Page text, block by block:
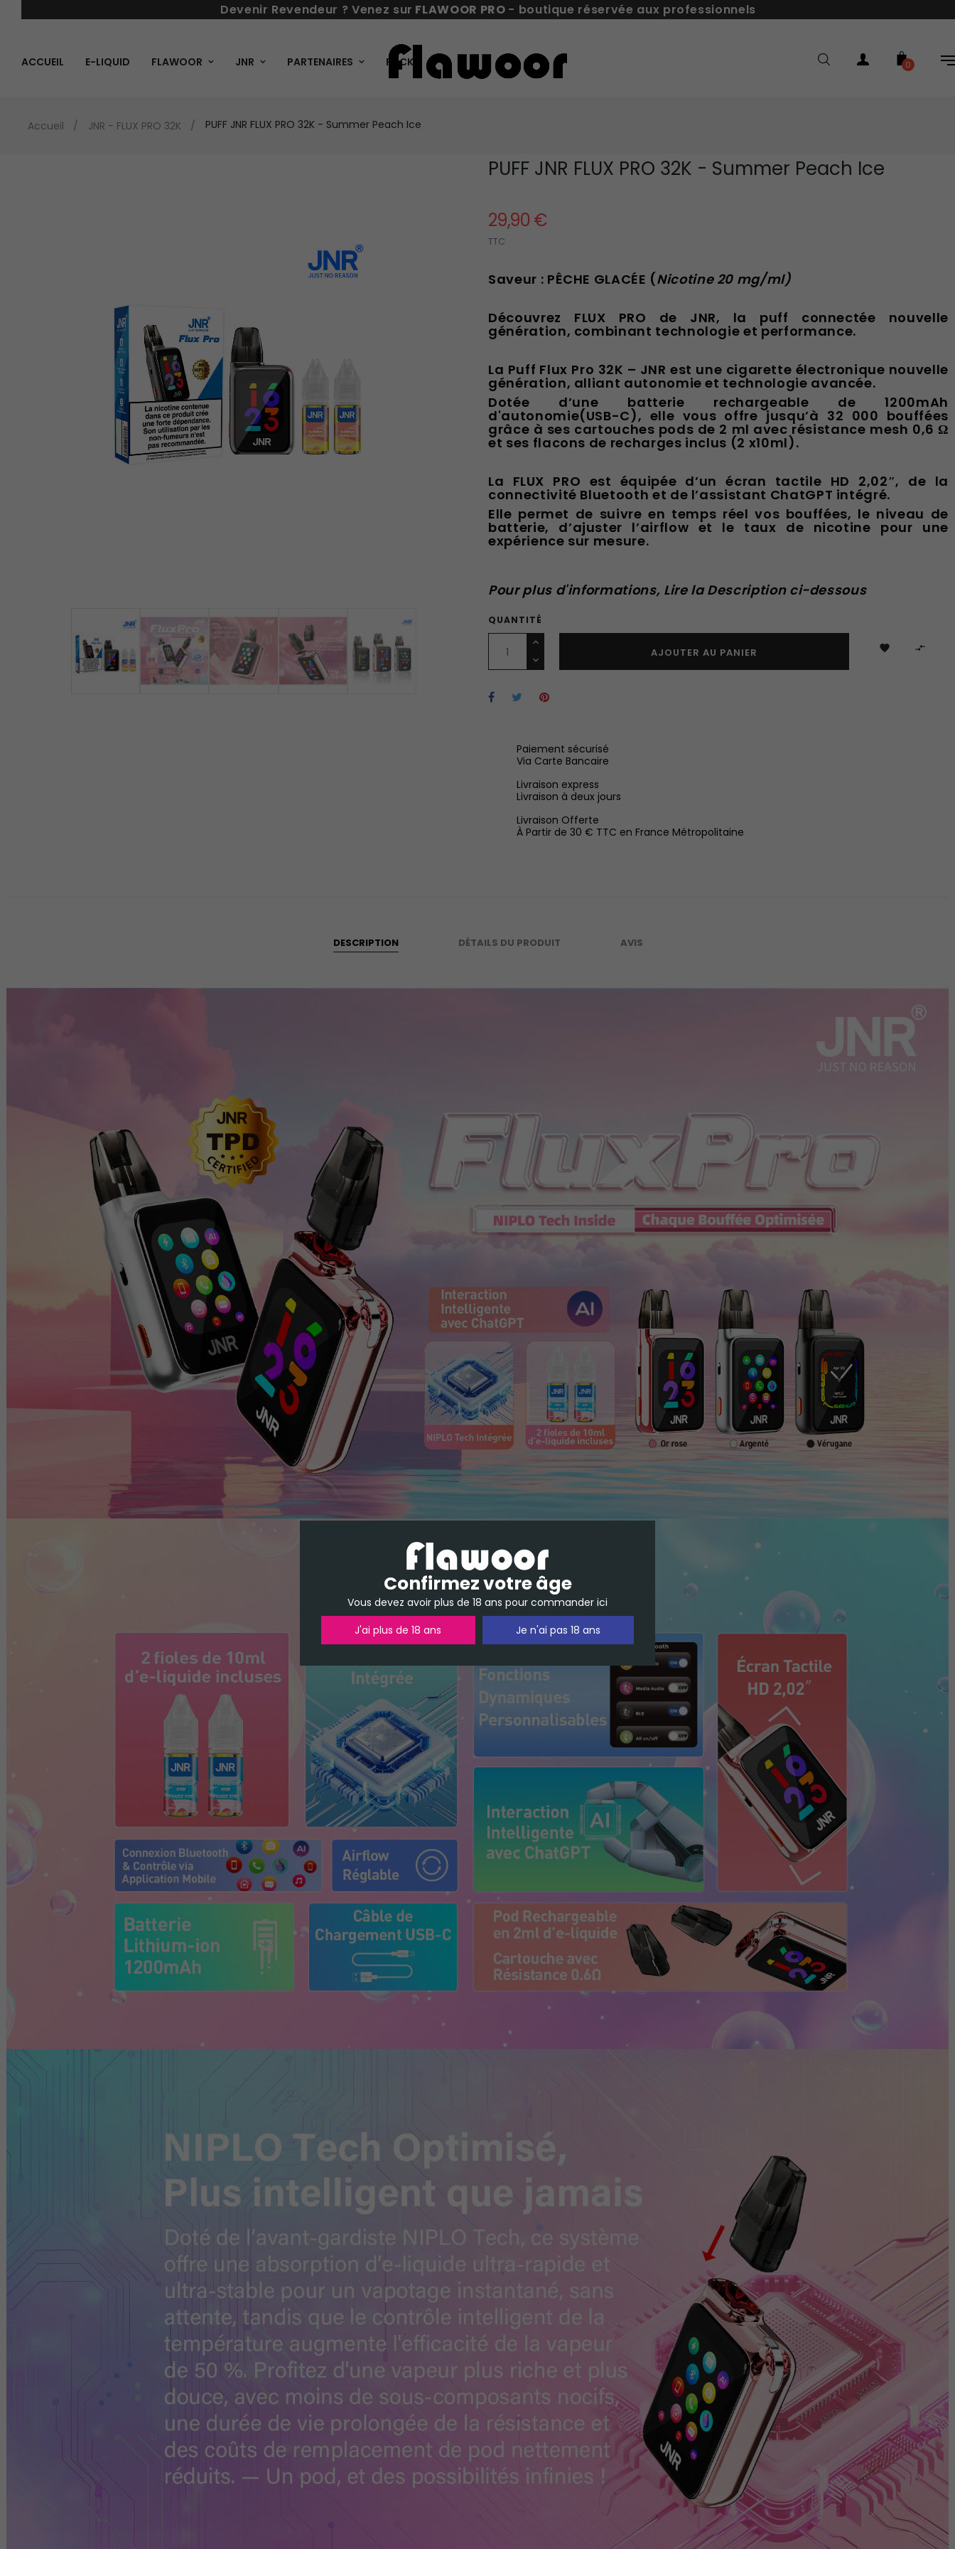
Confirmez votre âge
Vous devez avoir plus de 18 ans pour commander ici
J'ai plus de 18 ans
Je n'ai pas 18 ans
Devenir Revendeur ? Venez sur FLAWOOR PRO - boutique réservée aux professionnels
ACCUEIL E-LIQUID FLAWOOR JNR PARTENAIRES PACKS 0
Accueil JNR - FLUX PRO 32K PUFF JNR FLUX PRO 32K - Summer Peach Ice
PUFF JNR FLUX PRO 32K - Summer Peach Ice
29,90 €
TTC
Saveur : PÊCHE GLACÉE (Nicotine 20 mg/ml)
Découvrez FLUX PRO de JNR, la puff connectée nouvelle
génération, combinant technologie et performance.
La Puff Flux Pro 32K – JNR est une cigarette électronique nouvelle
génération, alliant autonomie et technologie avancée.
Dotée d’une batterie rechargeable de 1200mAh
d'autonomie(USB-C), elle vous offre jusqu’à 32 000 bouffées
grâce à ses cartouches pods de 2 ml avec résistance mesh 0,6 Ω
et ses flacons de recharges inclus (2 x10ml).
La FLUX PRO est équipée d’un écran tactile HD 2,02″, de la
connectivité Bluetooth et de l’assistant ChatGPT intégré.
Elle permet de suivre en temps réel vos bouffées, le niveau de
batterie, d’ajuster l’airflow et le taux de nicotine pour une
expérience sur mesure.
Pour plus d'informations, Lire la Description ci-dessous
QUANTITÉ
AJOUTER AU PANIER  
Paiement sécurisé
Via Carte Bancaire
Livraison express
Livraison à deux jours
Livraison Offerte
À Partir de 30 € TTC en France Métropolitaine
DESCRIPTION DÉTAILS DU PRODUIT AVIS